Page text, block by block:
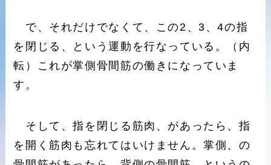
で、それだけでなくて、この2、3、4の指
を閉じる、という運動を行なっている。（内
転）これが掌側骨間筋の働きになっていま
す。
そして、指を閉じる筋肉、があったら、指
を開く筋肉も忘れてはいけません。掌側、の